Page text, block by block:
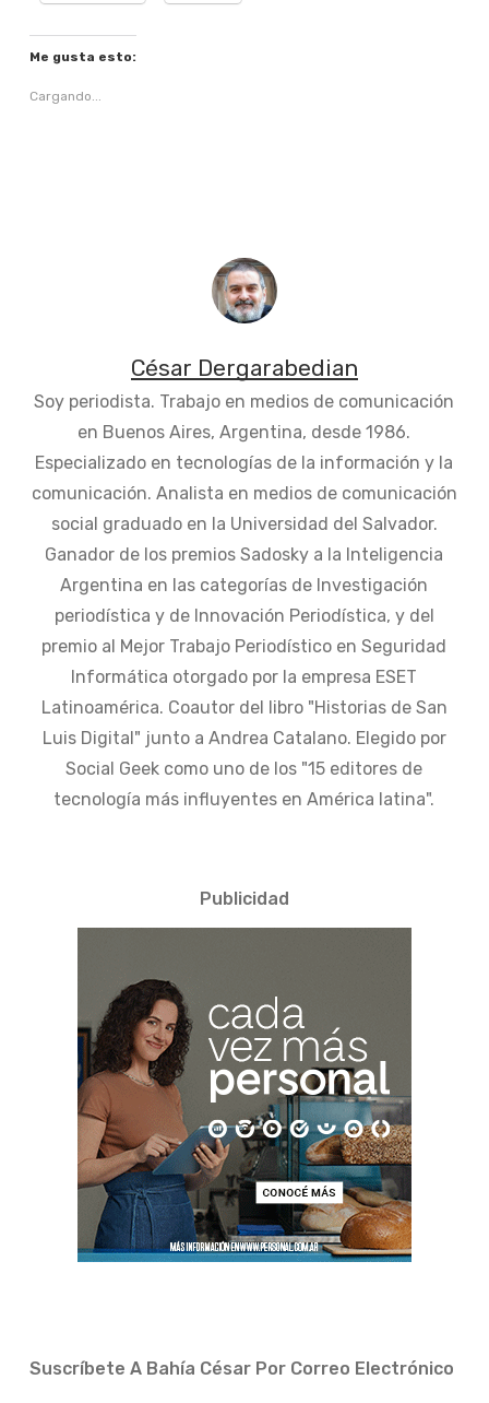
Me gusta esto:
Cargando...
César Dergarabedian
Soy periodista. Trabajo en medios de comunicación
en Buenos Aires, Argentina, desde 1986.
Especializado en tecnologías de la información y la
comunicación. Analista en medios de comunicación
social graduado en la Universidad del Salvador.
Ganador de los premios Sadosky a la Inteligencia
Argentina en las categorías de Investigación
periodística y de Innovación Periodística, y del
premio al Mejor Trabajo Periodístico en Seguridad
Informática otorgado por la empresa ESET
Latinoamérica. Coautor del libro "Historias de San
Luis Digital" junto a Andrea Catalano. Elegido por
Social Geek como uno de los "15 editores de
tecnología más influyentes en América latina".
Publicidad
Suscríbete A Bahía César Por Correo Electrónico